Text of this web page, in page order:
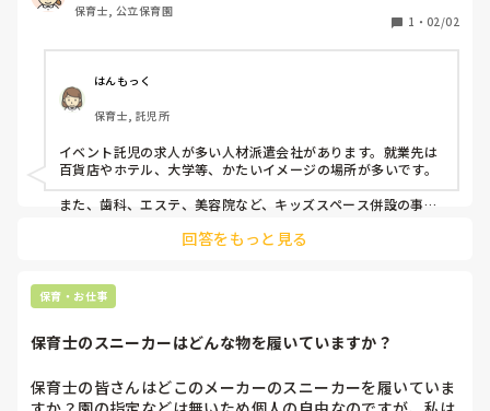
保育士, 公立保育園
1 ・ 02/02
はんもっく
保育士, 託児所
イベント託児の求人が多い人材派遣会社があります。就業先は
百貨店やホテル、大学等、かたいイメージの場所が多いです。
また、歯科、エステ、美容院など、キッズスペース併設の事業
回答をもっと見る
保育・お仕事
保育士のスニーカーはどんな物を履いていますか？
保育士の皆さんはどこのメーカーのスニーカーを履いていま